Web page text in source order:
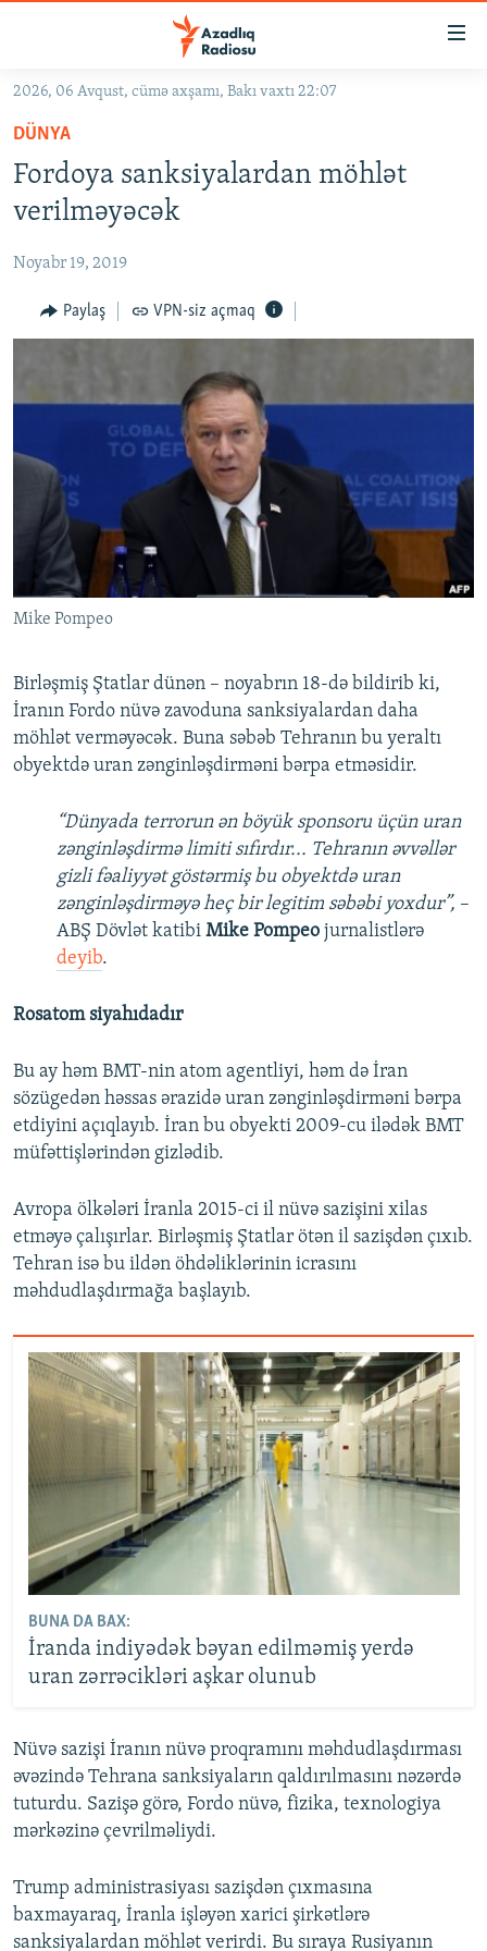
Əsas
qayıt
Əsas
naviqasiyaya
qayıt
Axtarışa
#İZAHLA
KORRUPSIOMETR
FƏRQƏ BAX
QANUNI DOĞRU
FOTOQALEREYA
İNFOQRAFIKA
KARIKATURA
RADIO ARXIV
OXU ZALI
AZƏRBAYCAN ƏDƏBIYYATI KITABXANASI
İSLAM VƏ DEMOKRATIYA
İZ - MƏDƏNIYYƏT PROQRAMI
HAQQIMIZDA
MISSIYAMIZ
PEŞƏ ETIKASI VƏ JURNALISTIKA STANDARTLARIMIZ
MATERIALLARIMIZDAN ISTIFADƏ
AZADLIQRADIOSU MOBIL TELEFONUNUZDA
XƏBƏR BÜLLETENLƏRIMIZ
BIZI IZLƏ
RFE/RL-in bütün saytları
2026, 06 Avqust, cümə axşamı, Bakı vaxtı 22:07
DÜNYA
Fordoya sanksiyalardan möhlət
verilməyəcək
Noyabr 19, 2019
Paylaş VPN-siz açmaq
Mike Pompeo
Birləşmiş Ştatlar dünən – noyabrın 18-də bildirib ki,
İranın Fordo nüvə zavoduna sanksiyalardan daha
möhlət verməyəcək. Buna səbəb Tehranın bu yeraltı
obyektdə uran zənginləşdirməni bərpa etməsidir.
“Dünyada terrorun ən böyük sponsoru üçün uran
zənginləşdirmə limiti sıfırdır... Tehranın əvvəllər
gizli fəaliyyət göstərmiş bu obyektdə uran
zənginləşdirməyə heç bir legitim səbəbi yoxdur”, –
ABŞ Dövlət katibi Mike Pompeo jurnalistlərə
deyib.
Rosatom siyahıdadır
Bu ay həm BMT-nin atom agentliyi, həm də İran
sözügedən həssas ərazidə uran zənginləşdirməni bərpa
etdiyini açıqlayıb. İran bu obyekti 2009-cu ilədək BMT
müfəttişlərindən gizlədib.
Avropa ölkələri İranla 2015-ci il nüvə sazişini xilas
etməyə çalışırlar. Birləşmiş Ştatlar ötən il sazişdən çıxıb.
Tehran isə bu ildən öhdəliklərinin icrasını
məhdudlaşdırmağa başlayıb.
BUNA DA BAX:
İranda indiyədək bəyan edilməmiş yerdə
uran zərrəcikləri aşkar olunub
Nüvə sazişi İranın nüvə proqramını məhdudlaşdırması
əvəzində Tehrana sanksiyaların qaldırılmasını nəzərdə
tuturdu. Sazişə görə, Fordo nüvə, fizika, texnologiya
mərkəzinə çevrilməliydi.
Trump administrasiyası sazişdən çıxmasına
baxmayaraq, İranla işləyən xarici şirkətlərə
sanksiyalardan möhlət verirdi. Bu sıraya Rusiyanın